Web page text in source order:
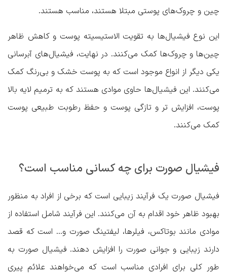
چین و چروک‌های پوستی مبتلا هستند، مناسب هستند.
این نوع فیشیال‌ها به تقویت الاستیسیته پوست و کاهش ظاهر
چین‌ها و چروک‌ها کمک می‌کنند. در نهایت، فیشیال‌های آبرسانی
یکی دیگر از انواع موجود است که به پوست خشک و بی‌رنگ کمک
می‌کنند. این فیشیال‌ها حاوی موادی هستند که به ترمیم لایه بالا
پوست، افزایش تر و تازگی پوست و حفظ رطوبت طبیعی پوست
کمک می‌کنند.
فیشیال صورت برای چه کسانی مناسب است؟
فیشیال صورت یک فرآیند زیبایی‌ است که برخی از افراد به منظور
بهبود ظاهر خود اقدام به آن می‌کنند. این فرآیند شامل استفاده از
موادی مانند بوتاکس، فیلرها، لیفتینگ صورت و… است که قصد
دارند زیبایی و جوانی صورت را افزایش دهند. فیشیال صورت به
طور کلی برای افرادی مناسب است که می‌خواهند علائم پیری